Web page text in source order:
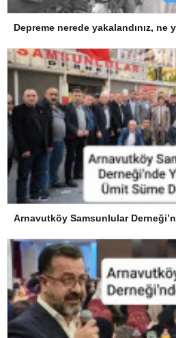
Depreme nerede yakalandınız, ne